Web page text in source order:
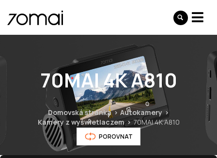
70MAI 4K A810
Domovská stránka
Autokamery
Kamery z wyświetlaczem
70MAI 4K A810
POROVNAT